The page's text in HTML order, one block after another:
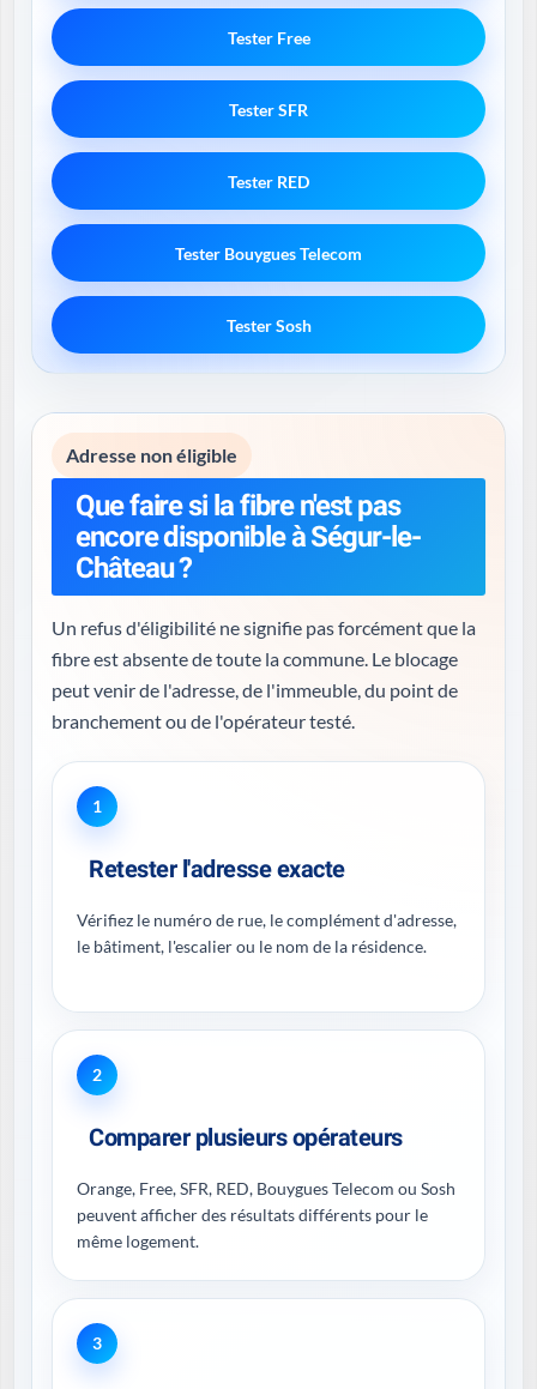
Tester Free
Tester SFR
Tester RED
Tester Bouygues Telecom
Tester Sosh
Adresse non éligible
Que faire si la fibre n'est pas
encore disponible à Ségur-le-
Château ?
Un refus d'éligibilité ne signifie pas forcément que la
fibre est absente de toute la commune. Le blocage
peut venir de l'adresse, de l'immeuble, du point de
branchement ou de l'opérateur testé.
1
Retester l'adresse exacte
Vérifiez le numéro de rue, le complément d'adresse,
le bâtiment, l'escalier ou le nom de la résidence.
2
Comparer plusieurs opérateurs
Orange, Free, SFR, RED, Bouygues Telecom ou Sosh
peuvent afficher des résultats différents pour le
même logement.
3